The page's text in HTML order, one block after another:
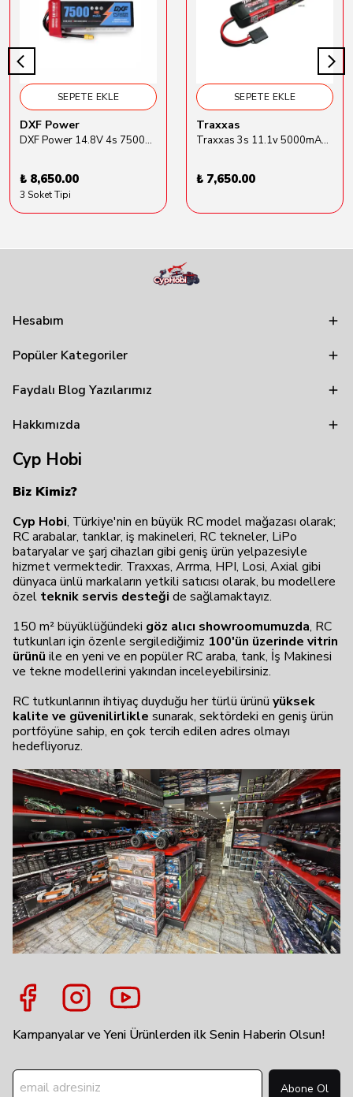
SEPETE EKLE
DXF Power
DXF Power 14.8V 4s 7500mAh 80C Hardcase Lipo Batarya
₺ 8,650.00
3 Soket Tipi
SEPETE EKLE
Traxxas
Traxxas 3s 11.1v 5000mAh Lipo Batarya (TRX 2872X)
₺ 7,650.00
Hesabım
Popüler Kategoriler
Faydalı Blog Yazılarımız
Hakkımızda
Cyp Hobi
Biz Kimiz?
Cyp Hobi, Türkiye'nin en büyük RC model mağazası olarak;
RC arabalar, tanklar, iş makineleri, RC tekneler, LiPo
bataryalar ve şarj cihazları gibi geniş ürün yelpazesiyle
hizmet vermektedir. Traxxas, Arrma, HPI, Losi, Axial gibi
dünyaca ünlü markaların yetkili satıcısı olarak, bu modellere
özel teknik servis desteği de sağlamaktayız.
150 m² büyüklüğündeki göz alıcı showroomumuzda, RC
tutkunları için özenle sergilediğimiz 100'ün üzerinde vitrin
ürünü ile en yeni ve en popüler RC araba, tank, İş Makinesi
ve tekne modellerini yakından inceleyebilirsiniz.
RC tutkunlarının ihtiyaç duyduğu her türlü ürünü yüksek
kalite ve güvenilirlikle sunarak, sektördeki en geniş ürün
portföyüne sahip, en çok tercih edilen adres olmayı
hedefliyoruz.
Kampanyalar ve Yeni Ürünlerden ilk Senin Haberin Olsun!
Abone Ol